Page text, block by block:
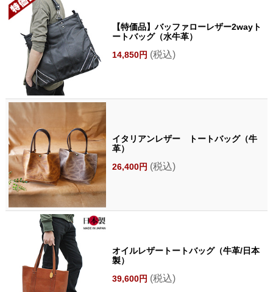
【特価品】バッファローレザー2wayト
ートバッグ（水牛革）
14,850円 (税込)
イタリアンレザー トートバッグ（牛
革）
26,400円 (税込)
オイルレザートートバッグ（牛革/日本
製）
39,600円 (税込)